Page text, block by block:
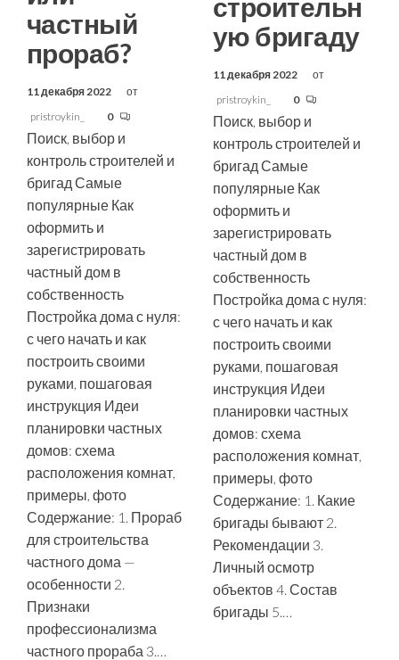
частный
прораб?
11 декабря 2022
от
pristroykin_
0
Поиск, выбор и
контроль строителей и
бригад Самые
популярные Как
оформить и
зарегистрировать
частный дом в
собственность
Постройка дома с нуля:
с чего начать и как
построить своими
руками, пошаговая
инструкция Идеи
планировки частных
домов: схема
расположения комнат,
примеры, фото
Содержание: 1. Прораб
для строительства
частного дома —
особенности 2.
Признаки
профессионализма
частного прораба 3.…
ую бригаду
11 декабря 2022
от
pristroykin_
0
Поиск, выбор и
контроль строителей и
бригад Самые
популярные Как
оформить и
зарегистрировать
частный дом в
собственность
Постройка дома с нуля:
с чего начать и как
построить своими
руками, пошаговая
инструкция Идеи
планировки частных
домов: схема
расположения комнат,
примеры, фото
Содержание: 1. Какие
бригады бывают 2.
Рекомендации 3.
Личный осмотр
объектов 4. Состав
бригады 5.…